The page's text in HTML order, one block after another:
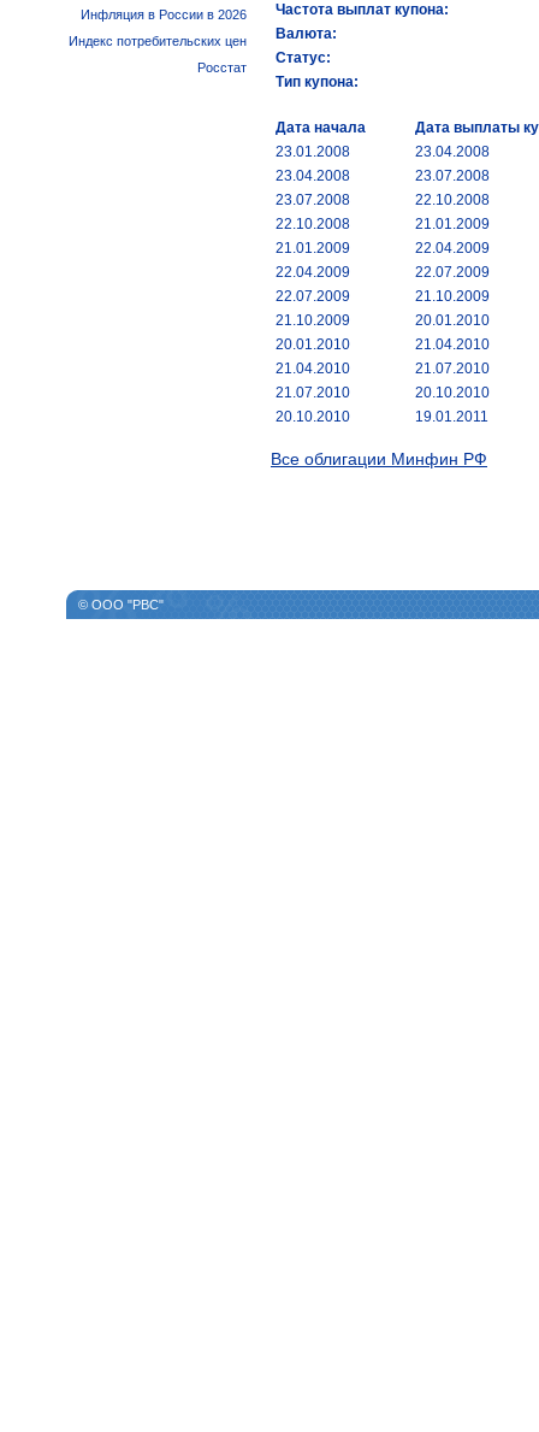
Частота выплат купона:
Валюта:
Статус:
Тип купона:
Дата начала
Дата выплаты
23.01.2008
23.04.2008
23.04.2008
23.07.2008
23.07.2008
22.10.2008
22.10.2008
21.01.2009
21.01.2009
22.04.2009
22.04.2009
22.07.2009
22.07.2009
21.10.2009
21.10.2009
20.01.2010
20.01.2010
21.04.2010
21.04.2010
21.07.2010
21.07.2010
20.10.2010
20.10.2010
19.01.2011
Все облигации Минфин РФ
Инфляция в России в 2026
Индекс потребительских цен
Росстат
© ООО "РВС"